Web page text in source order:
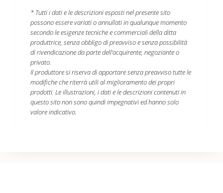
* Tutti i dati e le descrizioni esposti nel presente sito
possono essere variati o annullati in qualunque momento
secondo le esigenze tecniche e commerciali della ditta
produttrice, senza obbligo di preavviso e senza possibilità
di rivendicazione da parte dell'acquirente, negoziante o
privato.
Il produttore si riserva di apportare senza preavviso tutte le
modifiche che riterrà utili al miglioramento dei propri
prodotti. Le illustrazioni, i dati e le descrizioni contenuti in
questo sito non sono quindi impegnativi ed hanno solo
valore indicativo.